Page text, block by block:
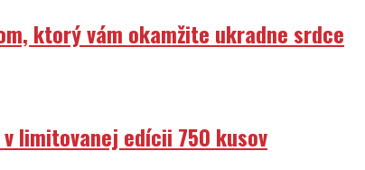
ktorý vám okamžite ukradne srdce
limitovanej edícii 750 kusov